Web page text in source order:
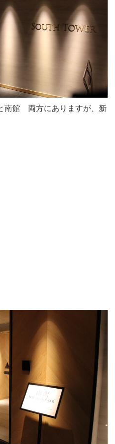
南館 両方にありますが、新